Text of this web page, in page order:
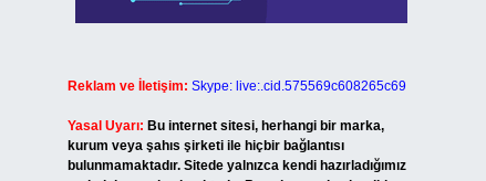
Reklam ve İletişim: Skype: live:.cid.575569c608265c69
Yasal Uyarı: Bu internet sitesi, herhangi bir marka,
kurum veya şahıs şirketi ile hiçbir bağlantısı
bulunmamaktadır. Sitede yalnızca kendi hazırladığımız